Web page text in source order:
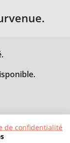
de confidentialité